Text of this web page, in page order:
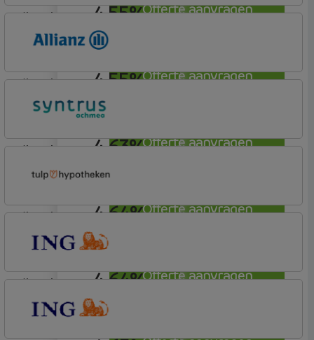
Offerte aanvragen
4,55%
Offerte aanvragen
lineair
4,55%
Offerte aanvragen
Tulp Compleet Hypotheken
lineair
4,63%
Offerte aanvragen
Allianz
lineair
4,64%
Offerte aanvragen
Basis
lineair
4,64%
Tulp Compleet Hypotheken
lineair
Basis (Incl. Korting)